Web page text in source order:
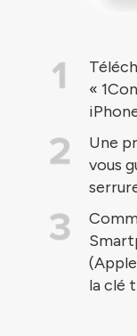
«
Une
vous
la clé